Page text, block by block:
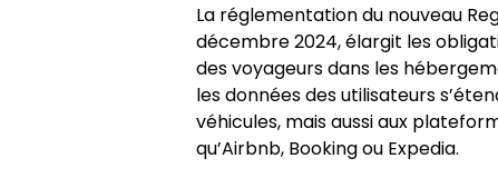
La réglementation du nouveau
décembre 2024, élargit les
des voyageurs dans les
les données des utilisateurs
véhicules, mais aussi aux
qu’Airbnb, Booking ou Expedia.